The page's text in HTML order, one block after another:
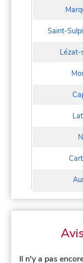
Saint-
Lézat-
Il n'y a pas